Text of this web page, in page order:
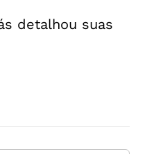
detalhou suas